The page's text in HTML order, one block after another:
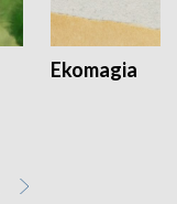
Ekomagia